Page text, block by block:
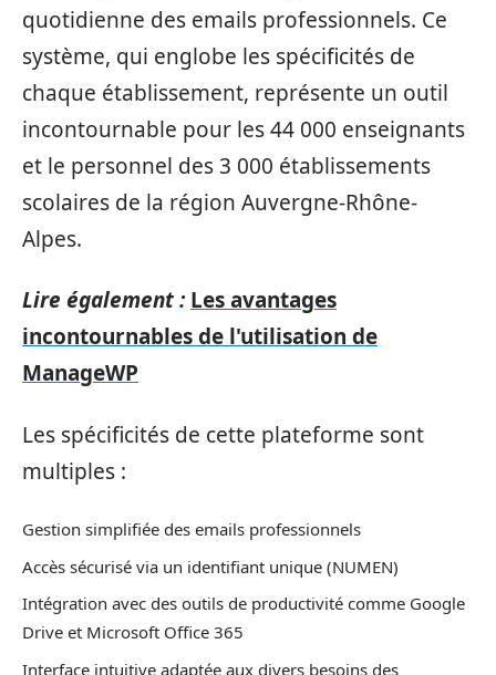
quotidienne des emails professionnels. Ce
système, qui englobe les spécificités de
chaque établissement, représente un outil
incontournable pour les 44 000 enseignants
et le personnel des 3 000 établissements
scolaires de la région Auvergne-Rhône-
Alpes.
Lire également : Les avantages
incontournables de l'utilisation de
ManageWP
Les spécificités de cette plateforme sont
multiples :
Gestion simplifiée des emails professionnels
Accès sécurisé via un identifiant unique (NUMEN)
Intégration avec des outils de productivité comme Google
Drive et Microsoft Office 365
Interface intuitive adaptée aux divers besoins des